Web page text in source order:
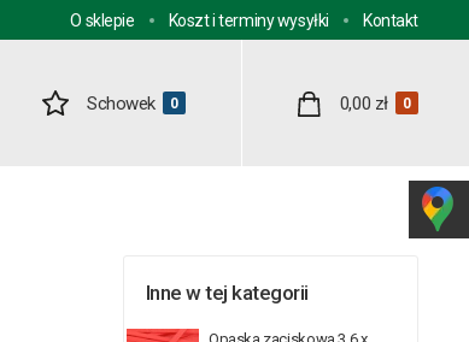
O sklepie Koszt i terminy wysyłki Kontakt
Schowek 0 0,00 zł 0
Inne w tej kategorii